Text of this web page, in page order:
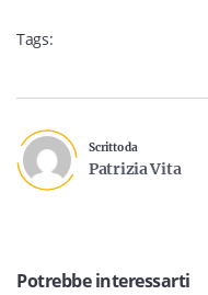
Tags:
Scritto da
Patrizia Vita
Potrebbe interessarti